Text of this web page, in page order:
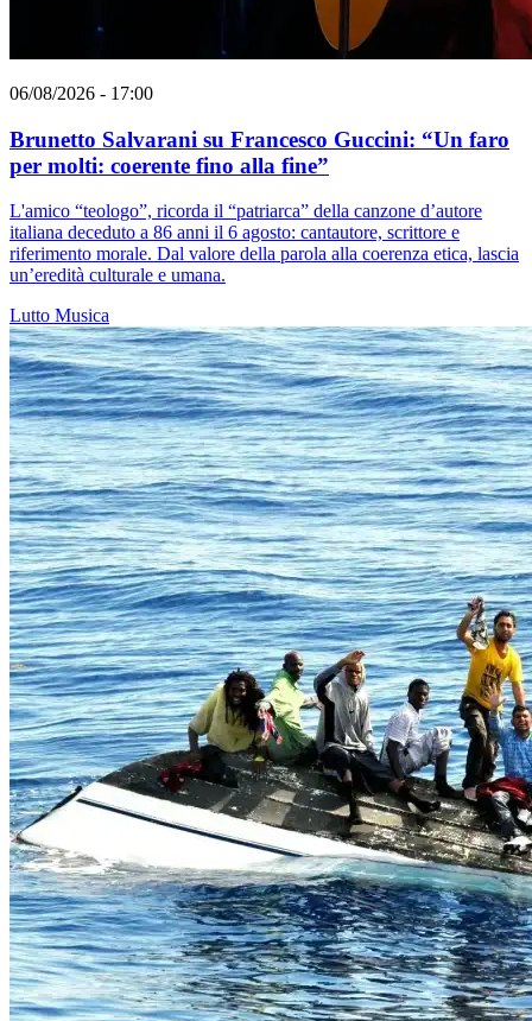
06/08/2026 - 17:00
Brunetto Salvarani su Francesco Guccini: “Un faro
per molti: coerente fino alla fine”
L'amico “teologo”, ricorda il “patriarca” della canzone d’autore
italiana deceduto a 86 anni il 6 agosto: cantautore, scrittore e
riferimento morale. Dal valore della parola alla coerenza etica, lascia
un’eredità culturale e umana.
Lutto Musica